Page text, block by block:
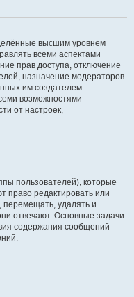
высшим уровнем
всеми аспектами
прав доступа, отключение
назначение модераторов
им создателем
возможностями
от настроек,
пользователей), которые
право редактировать или
перемещать, удалять и
отвечают. Основные задачи
содержания сообщений